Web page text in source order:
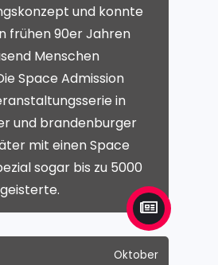
und konnte
frühen 90er Jahren
Menschen
Space Admission
in
und brandenburger
mit einen Space
sogar bis zu 5000
Oktober